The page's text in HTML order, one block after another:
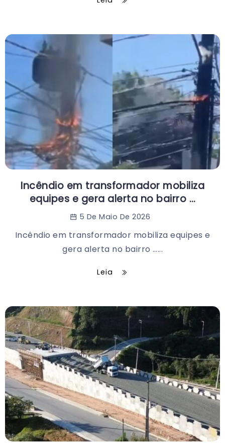
Incêndio em transformador mobiliza
equipes e gera alerta no bairro …
5 De Maio De 2026
Incêndio em transformador mobiliza equipes e
gera alerta no bairro …...
Leia